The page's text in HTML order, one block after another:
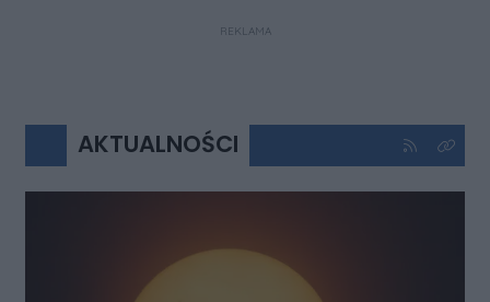
REKLAMA
AKTUALNOŚCI Kliknij aby
Kliknij